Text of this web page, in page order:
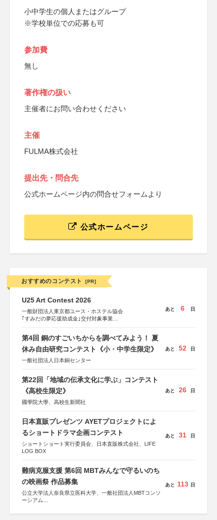
小中学生の個人またはグループ
※学校単位での応募も可
参加費
無し
著作権の扱い
主催者にお問い合わせください
主催
FULMA株式会社
提出先・問合先
公式ホームページ内の問合せフォームより
公式ホームページ
おすすめのコンテスト [PR]
U25 Art Contest 2026
一般財団法人東京都ユース・ホステル協会
｢すみだの夢応援助成金｣交付対象事業
あと 6 日
第4回 銅のすごいちからを調べてみよう！ 夏
休み自由研究コンテスト《小・中学生限定》
一般社団法人日本銅センター
あと 52 日
第22回「地域の伝承文化に学ぶ」コンテスト
《高校生限定》
國學院大學、高校生新聞社
あと 26 日
日本直販プレゼンツ AYETプロジェクトによ
るショートドラマ企画コンテスト
ショートショート実行委員会、日本直販株式会社、LIFE
LOG BOX
あと 31 日
難病克服支援 第6回 MBTみんなで守るいのち
の映画祭 作品募集
公立大学法人奈良県立医科大学、一般社団法人MBTコンソ
ーシアム
協力：読売新聞社
あと 113 日